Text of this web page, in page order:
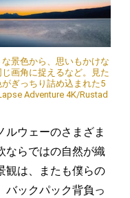
景色から、思いもかけな
画角に捉えるなど。見た
ぎっちり詰め込まれた5
Adventure 4K/Rustad
ウェーのさまざま
ならではの自然が織
観は、またも僕らの
バックパック背負っ